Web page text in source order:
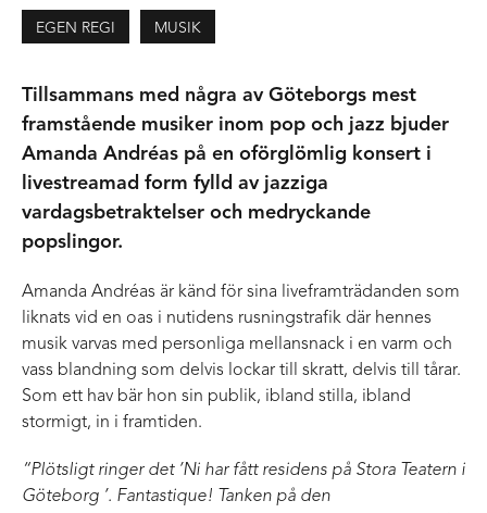
EGEN REGI MUSIK
Tillsammans med några av Göteborgs mest
framstående musiker inom pop och jazz bjuder
Amanda Andréas på en oförglömlig konsert i
livestreamad form fylld av jazziga
vardagsbetraktelser och medryckande
popslingor.
Amanda Andréas är känd för sina liveframträdanden som
liknats vid en oas i nutidens rusningstrafik där hennes
musik varvas med personliga mellansnack i en varm och
vass blandning som delvis lockar till skratt, delvis till tårar.
Som ett hav bär hon sin publik, ibland stilla, ibland
stormigt, in i framtiden.
“Plötsligt ringer det ’Ni har fått residens på Stora Teatern i
Göteborg ’. Fantastique! Tanken på den